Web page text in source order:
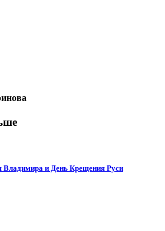
Владимира и День Крещения Руси